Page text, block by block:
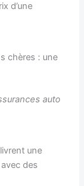
d’une
chères : une
auto
une
des